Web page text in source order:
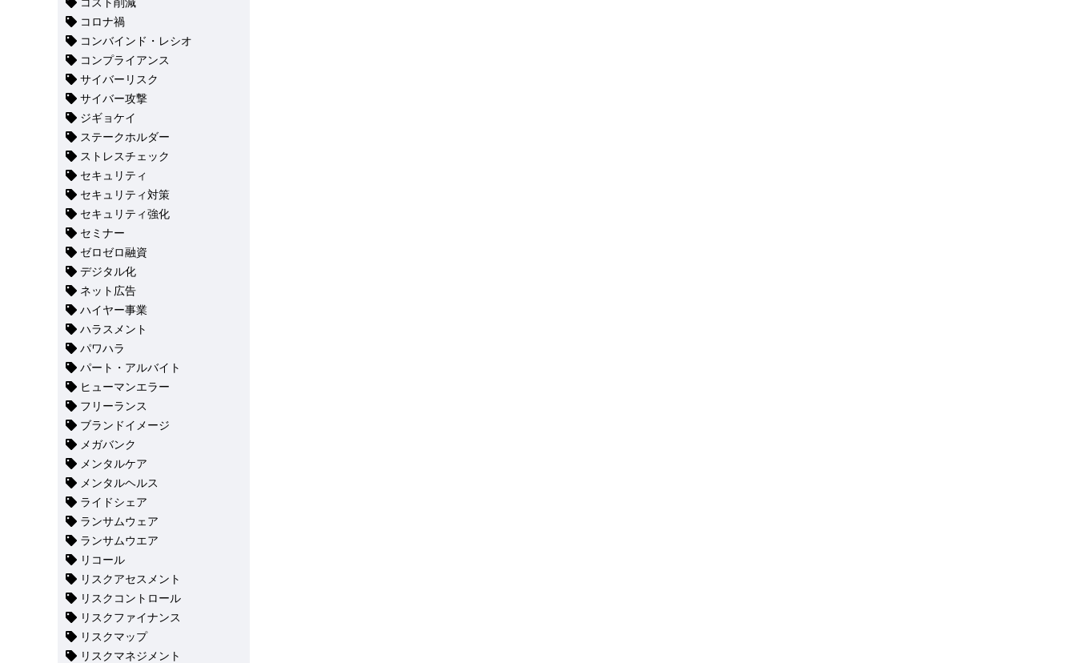
コロナ禍
コンバインド・レシオ
コンプライアンス
サイバーリスク
サイバー攻撃
ジギョケイ
ステークホルダー
ストレスチェック
セキュリティ
セキュリティ対策
セキュリティ強化
セミナー
ゼロゼロ融資
デジタル化
ネット広告
ハイヤー事業
ハラスメント
パワハラ
パート・アルバイト
ヒューマンエラー
フリーランス
ブランドイメージ
メガバンク
メンタルケア
メンタルヘルス
ライドシェア
ランサムウェア
ランサムウエア
リコール
リスクアセスメント
リスクコントロール
リスクファイナンス
リスクマップ
リスクマネジメント